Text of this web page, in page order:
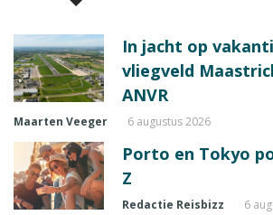
In jacht op
vliegveld
ANVR
Maarten Veeger 6 augustus 2026
Porto en Tokyo
Z
Redactie Reisbizz 6